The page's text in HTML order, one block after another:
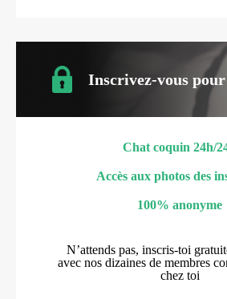
Inscrivez-vous
Chat coquin 24h/
Accès aux photos des
100% anonyme
N’attends pas, inscris-toi
avec nos dizaines de membres
chez toi